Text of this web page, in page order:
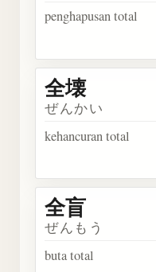
penghapusan total
全壊
ぜんかい
kehancuran total
全盲
ぜんもう
buta total